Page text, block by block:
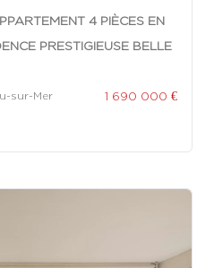
4 PIÈCES EN
PRESTIGIEUSE BELLE
sur-Mer 1 690 000 €